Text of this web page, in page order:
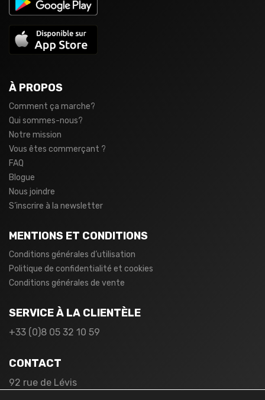
À PROPOS
Comment ça marche?
Qui sommes-nous?
Notre mission
Vous êtes commerçant ?
FAQ
Blogue
Nous joindre
S’inscrire à la newsletter
MENTIONS ET CONDITIONS
Conditions générales d’utilisation
Politique de confidentialité et cookies
Conditions générales de vente
SERVICE À LA CLIENTÈLE
+33 (0)8 05 32 10 59
CONTACT
92 rue de Lévis